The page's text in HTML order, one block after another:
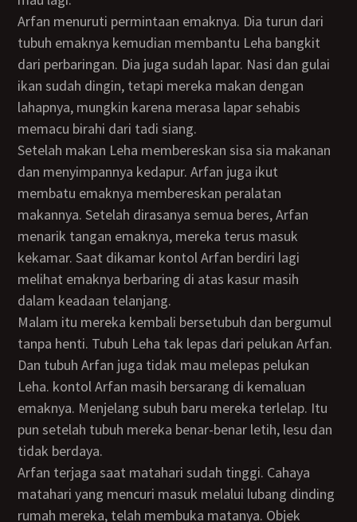
Arfan menuruti permintaan emaknya. Dia turun dari
tubuh emaknya kemudian membantu Leha bangkit
dari perbaringan. Dia juga sudah lapar. Nasi dan gulai
ikan sudah dingin, tetapi mereka makan dengan
lahapnya, mungkin karena merasa lapar sehabis
memacu birahi dari tadi siang.
Setelah makan Leha membereskan sisa sia makanan
dan menyimpannya kedapur. Arfan juga ikut
membatu emaknya membereskan peralatan
makannya. Setelah dirasanya semua beres, Arfan
menarik tangan emaknya, mereka terus masuk
kekamar. Saat dikamar kontol Arfan berdiri lagi
melihat emaknya berbaring di atas kasur masih
dalam keadaan telanjang.
Malam itu mereka kembali bersetubuh dan bergumul
tanpa henti. Tubuh Leha tak lepas dari pelukan Arfan.
Dan tubuh Arfan juga tidak mau melepas pelukan
Leha. kontol Arfan masih bersarang di kemaluan
emaknya. Menjelang subuh baru mereka terlelap. Itu
pun setelah tubuh mereka benar-benar letih, lesu dan
tidak berdaya.
Arfan terjaga saat matahari sudah tinggi. Cahaya
matahari yang mencuri masuk melalui lubang dinding
rumah mereka, telah membuka matanya. Objek